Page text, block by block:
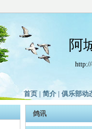
阿
http://
首页 简介 俱乐部动
鸽讯